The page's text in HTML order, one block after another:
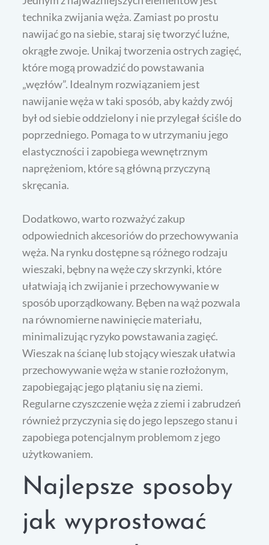
technika zwijania węża. Zamiast po prostu
nawijać go na siebie, staraj się tworzyć luźne,
okrągłe zwoje. Unikaj tworzenia ostrych zagięć,
które mogą prowadzić do powstawania
„węzłów”. Idealnym rozwiązaniem jest
nawijanie węża w taki sposób, aby każdy zwój
był od siebie oddzielony i nie przylegał ściśle do
poprzedniego. Pomaga to w utrzymaniu jego
elastyczności i zapobiega wewnętrznym
naprężeniom, które są główną przyczyną
skręcania.
Dodatkowo, warto rozważyć zakup
odpowiednich akcesoriów do przechowywania
węża. Na rynku dostępne są różnego rodzaju
wieszaki, bębny na węże czy skrzynki, które
ułatwiają ich zwijanie i przechowywanie w
sposób uporządkowany. Bęben na wąż pozwala
na równomierne nawinięcie materiału,
minimalizując ryzyko powstawania zagięć.
Wieszak na ścianę lub stojący wieszak ułatwia
przechowywanie węża w stanie rozłożonym,
zapobiegając jego plątaniu się na ziemi.
Regularne czyszczenie węża z ziemi i zabrudzeń
również przyczynia się do jego lepszego stanu i
zapobiega potencjalnym problemom z jego
użytkowaniem.
Najlepsze sposoby
jak wyprostować